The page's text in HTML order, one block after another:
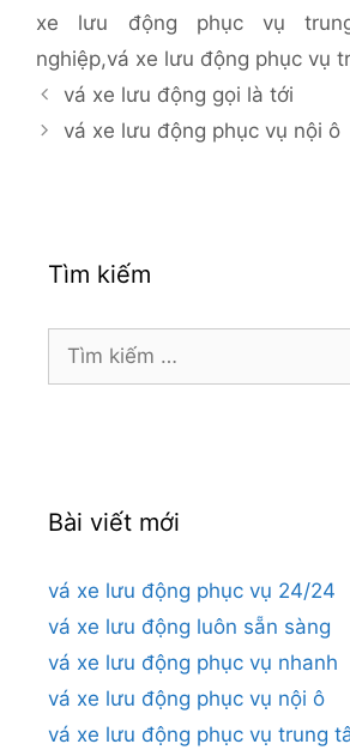
xe lưu động phục vụ
nghiệp,vá xe lưu động phục vụ
vá xe lưu động gọi là tới
vá xe lưu động phục vụ nội ô
Tìm kiếm
Tìm
kiếm
Bài viết mới
vá xe lưu động phục vụ 24/24
vá xe lưu động luôn sẵn sàng
vá xe lưu động phục vụ nhanh
vá xe lưu động phục vụ nội ô
vá xe lưu động phục vụ trung